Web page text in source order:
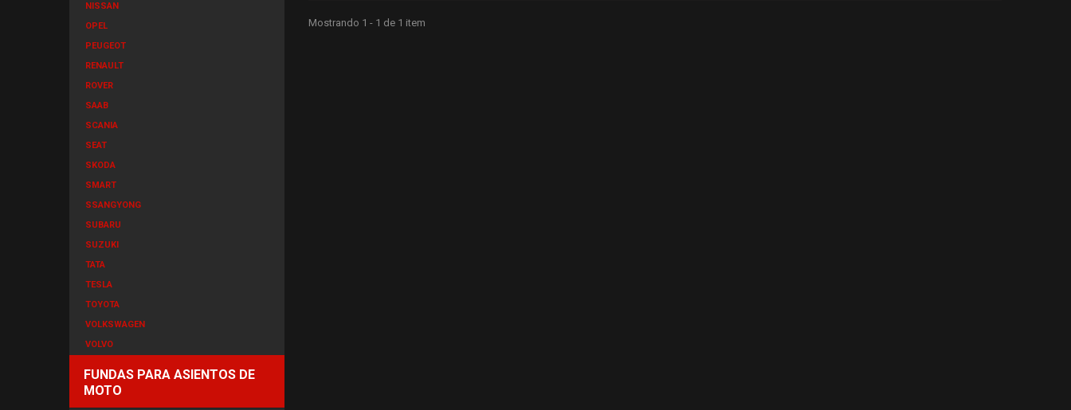
NISSAN
OPEL
PEUGEOT
RENAULT
ROVER
SAAB
SCANIA
SEAT
SKODA
SMART
SSANGYONG
SUBARU
SUZUKI
TATA
TESLA
TOYOTA
VOLKSWAGEN
VOLVO
FUNDAS PARA ASIENTOS DE
MOTO
Mostrando 1 - 1 de 1 item